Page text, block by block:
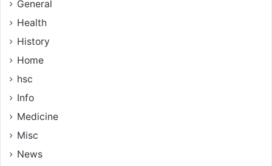
General
Health
History
Home
hsc
Info
Medicine
Misc
News